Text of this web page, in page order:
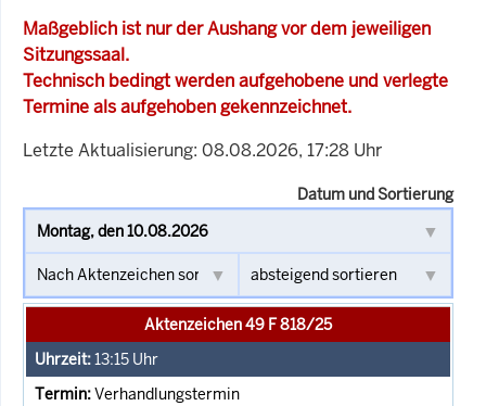
Maßgeblich ist nur der Aushang vor dem jeweiligen
Sitzungssaal.
Technisch bedingt werden aufgehobene und verlegte
Termine als aufgehoben gekennzeichnet.
Letzte Aktualisierung: 08.08.2026, 17:28 Uhr
Datum und Sortierung
Aktenzeichen 49 F 818/25
13:15 Uhr
Verhandlungstermin